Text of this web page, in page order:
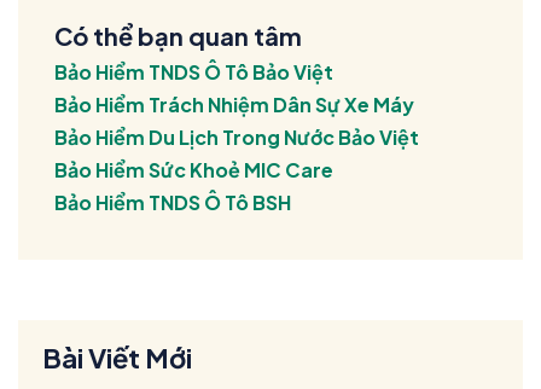
Có thể bạn quan tâm
Bảo Hiểm TNDS Ô Tô Bảo Việt
Bảo Hiểm Trách Nhiệm Dân Sự Xe Máy
Bảo Hiểm Du Lịch Trong Nước Bảo Việt
Bảo Hiểm Sức Khoẻ MIC Care
Bảo Hiểm TNDS Ô Tô BSH
Bài Viết Mới